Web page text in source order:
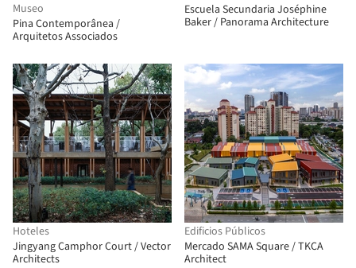
Museo
Pina Contemporânea /
Arquitetos Associados
Escuela Secundaria Joséphine
Baker / Panorama Architecture
Hoteles
Jingyang Camphor Court / Vector
Architects
Edificios Públicos
Mercado SAMA Square / TKCA
Architect